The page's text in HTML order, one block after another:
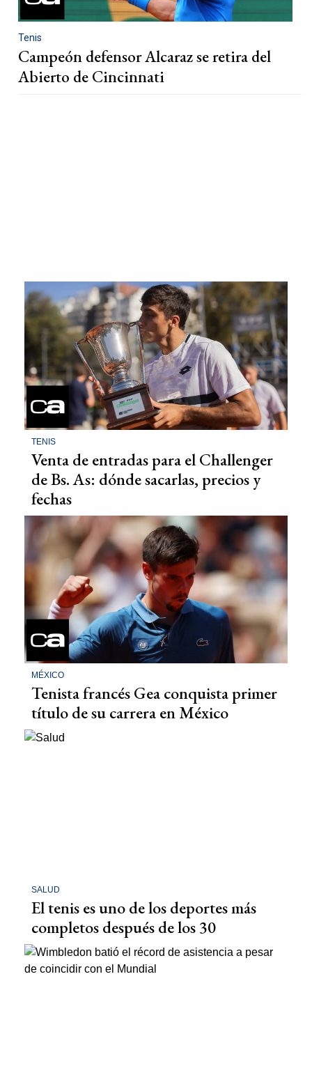
Tenis
Campeón defensor Alcaraz se retira del
Abierto de Cincinnati
TENIS
Venta de entradas para el Challenger
de Bs. As: dónde sacarlas, precios y
fechas
MÉXICO
Tenista francés Gea conquista primer
título de su carrera en México
SALUD
El tenis es uno de los deportes más
completos después de los 30